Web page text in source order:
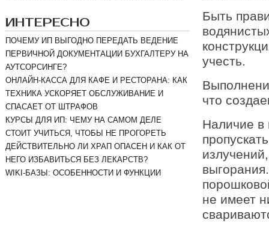
Быть
учесть.
что
Наличие в
не имеет
ИНТЕРЕСНО
ПОЧЕМУ ИП ВЫГОДНО ПЕРЕДАТЬ ВЕДЕНИЕ
ПЕРВИЧНОЙ ДОКУМЕНТАЦИИ БУХГАЛТЕРУ НА
АУТСОРСИНГЕ?
ОНЛАЙН-КАССА ДЛЯ КАФЕ И РЕСТОРАНА: КАК
ТЕХНИКА УСКОРЯЕТ ОБСЛУЖИВАНИЕ И
СПАСАЕТ ОТ ШТРАФОВ
КУРСЫ ДЛЯ ИП: ЧЕМУ НА САМОМ ДЕЛЕ
СТОИТ УЧИТЬСЯ, ЧТОБЫ НЕ ПРОГОРЕТЬ
ДЕЙСТВИТЕЛЬНО ЛИ ХРАП ОПАСЕН И КАК ОТ
НЕГО ИЗБАВИТЬСЯ БЕЗ ЛЕКАРСТВ?
WIKI-БАЗЫ: ОСОБЕННОСТИ И ФУНКЦИИ